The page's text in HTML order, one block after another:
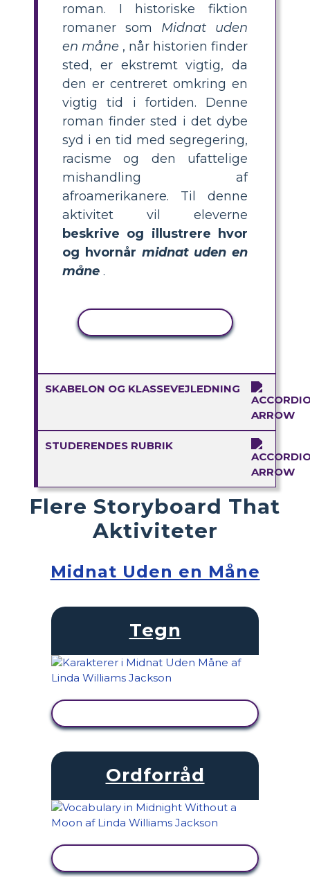
roman. I historiske fiktion
romaner som Midnat uden
en måne , når historien finder
sted, er ekstremt vigtig, da
den er centreret omkring en
vigtig tid i fortiden. Denne
roman finder sted i det dybe
syd i en tid med segregering,
racisme og den ufattelige
mishandling af
afroamerikanere. Til denne
aktivitet vil eleverne
beskrive og illustrere hvor
og hvornår midnat uden en
måne .
SKABELON OG KLASSEVEJLEDNING
STUDERENDES RUBRIK
Flere Storyboard That
Aktiviteter
Midnat Uden en Måne
Tegn
Ordforråd